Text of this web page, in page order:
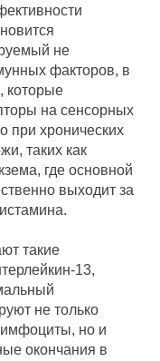
не
факторов, в
которые
на сенсорных
при хронических
таких как
где основной
выходит за
такие
13,
не только
но и
окончания в